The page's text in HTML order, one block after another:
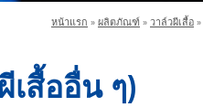
หน้าแรก » ผลิตภัณฑ์ » วาล์วผีเสื้อ »
สื้ออื่น ๆ)